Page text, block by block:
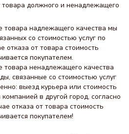
товара должного и ненадлежащего
товара надлежащего качества мы
со стоимостью услуг по
отказа от товара стоимость
покупателем.
товара ненадлежащего качества
связанные со стоимостью услуг
выезд курьера или стоимость
в другой город, согласно
отказа от товара стоимость
покупателем!